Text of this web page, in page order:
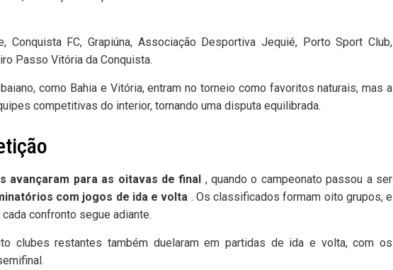
Conquista FC, Grapiúna, Associação Desportiva Jequié, Porto Sport Club,
Passo Vitória da Conquista.
como Bahia e Vitória, entram no torneio como favoritos naturais, mas a
competitivas do interior, tornando uma disputa equilibrada.
avançaram para as oitavas de final , quando o campeonato passou a ser
com jogos de ida e volta . Os classificados formam oito grupos, e
confronto segue adiante.
clubes restantes também duelaram em partidas de ida e volta, com os